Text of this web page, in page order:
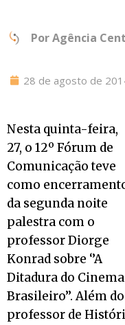
PorAgência
28 de agosto de
Nesta quinta-feira,
27, o 12º Fórum de
Comunicação teve
como
da segunda noite
palestra com o
professor Diorge
Konrad sobre ‘’A
Ditadura do Cinema
Brasileiro’’. Além do
professor de